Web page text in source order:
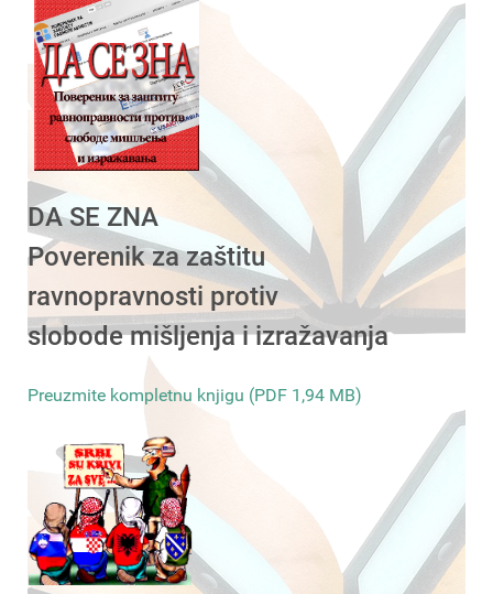
DA SE ZNA
Poverenik za zaštitu
ravnopravnosti protiv
slobode mišljenja i izražavanja
Preuzmite kompletnu knjigu (PDF 1,94 MB)